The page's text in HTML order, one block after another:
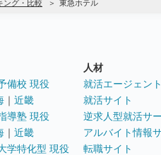
ング・比較 東急ホテル
備校 現役
｜ 近畿
導塾 現役
｜ 近畿
学特化型 現役
人材
就活エージェン
就活サイト
逆求人型就活サ
アルバイト情報
転職サイト